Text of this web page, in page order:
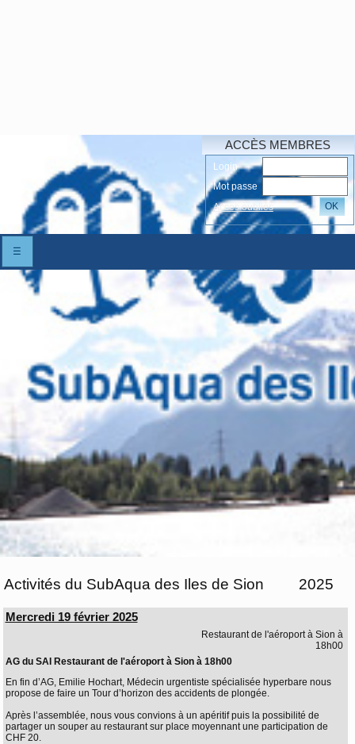
ACCÈS MEMBRES
Login
Mot passe
Accés oubliés
OK
☰
Activités du SubAqua des Iles de Sion 2025
Mercredi 19 février 2025
Restaurant de l'aéroport à Sion à
18h00
AG du SAI Restaurant de l'aéroport à Sion à 18h00
En fin d’AG, Emilie Hochart, Médecin urgentiste spécialisée hyperbare nous
propose de faire un Tour d’horizon des accidents de plongée.
Après l’assemblée, nous vous convions à un apéritif puis la possibilité de
partager un souper au restaurant sur place moyennant une participation de
CHF 20.